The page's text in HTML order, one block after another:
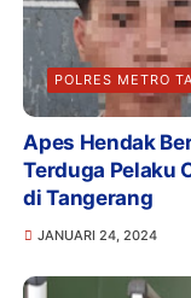
POLRES METRO
Apes Hendak
Terduga Pelaku
di Tangerang
JANUARI 24, 2024